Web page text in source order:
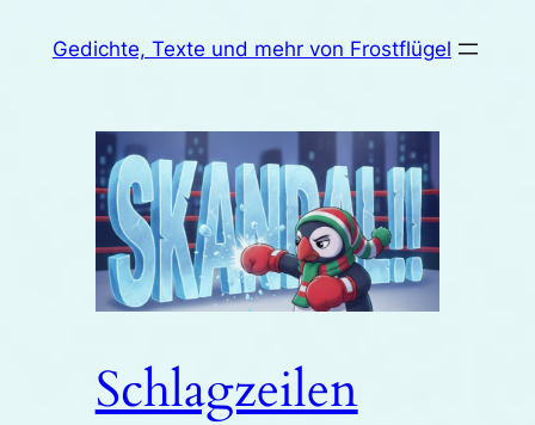
InhaltGedichte, Texte und mehr von Frostflügel
Schlagzeilen